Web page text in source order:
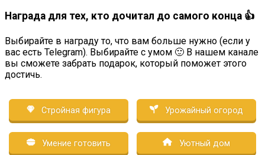
Награда для тех, кто дочитал до самого конца 👍
Выбирайте в награду то, что вам больше нужно (если у
вас есть Telegram). Выбирайте с умом 🙂 В нашем канале
вы сможете забрать подарок, который поможет этого
достичь.
Стройная фигура Урожайный огород
Умение готовить Уютный дом